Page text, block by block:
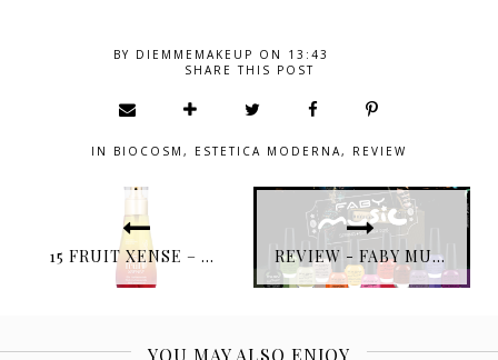
BY DIEMMEMAKEUP ON 13:43
SHARE THIS POST
IN BIOCOSM , ESTETICA MODERNA, REVIEW
15 FRUIT XENSE – OLIO MULTISENSORIALE REVIEW - FABY MUSIC, COME KANDINSKY, RACCONTA CON LE SUE TONALITÀ
YOU MAY ALSO ENJOY